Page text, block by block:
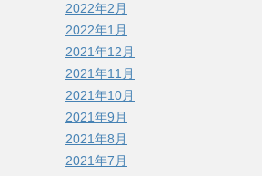
2022年2月
2022年1月
2021年12月
2021年11月
2021年10月
2021年9月
2021年8月
2021年7月